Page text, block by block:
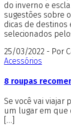
do inverno e
sugestões sobre
dicas de destinos
selecionados
25/03/2022 - Por
Acessórios
8 roupas
Se você vai viajar
um lugar em
[…]